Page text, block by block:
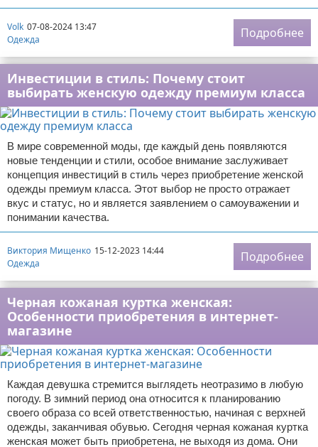
Volk 07-08-2024 13:47
Одежда
Подробнее
Инвестиции в стиль: Почему стоит
выбирать женскую одежду премиум класса
В мире современной моды, где каждый день появляются
новые тенденции и стили, особое внимание заслуживает
концепция инвестиций в стиль через приобретение женской
одежды премиум класса. Этот выбор не просто отражает
вкус и статус, но и является заявлением о самоуважении и
понимании качества.
Виктория Мищенко 15-12-2023 14:44
Одежда
Подробнее
Черная кожаная куртка женская:
Особенности приобретения в интернет-
магазине
Каждая девушка стремится выглядеть неотразимо в любую
погоду. В зимний период она относится к планированию
своего образа со всей ответственностью, начиная с верхней
одежды, заканчивая обувью. Сегодня черная кожаная куртка
женская может быть приобретена, не выходя из дома. Они